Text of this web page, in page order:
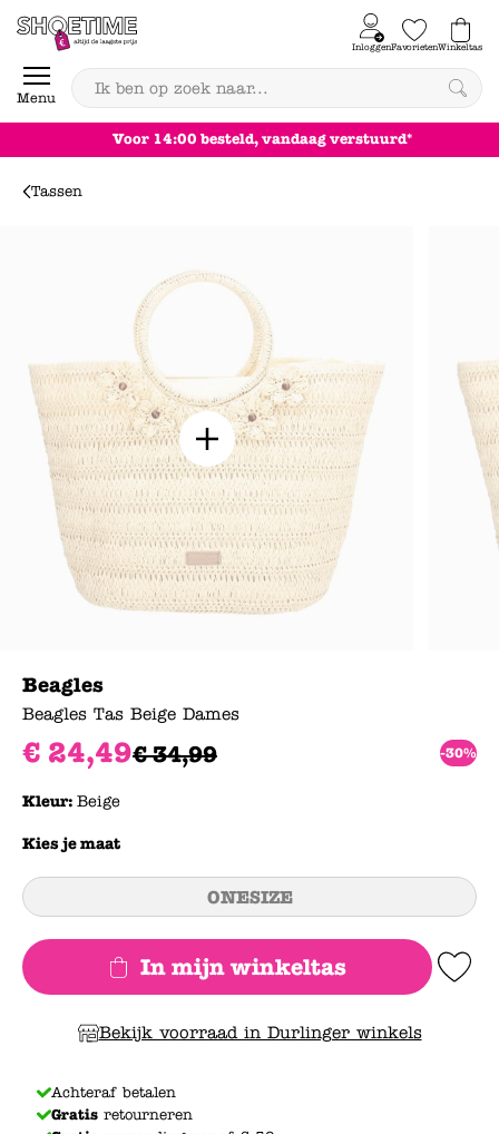
Skip to content
Menu
InloggenFavorietenWinkeltas
0
Voor 14:00 besteld, vandaag verstuurd*
Tassen
Beagles
Beagles Tas Beige Dames
€ 24,49€ 34,99 -30%
Kleur: Beige
Kies je maat
ONESIZE
In mijn winkeltas Add to
Bekijk voorraad in Durlinger winkels
Achteraf betalen
Gratis retourneren